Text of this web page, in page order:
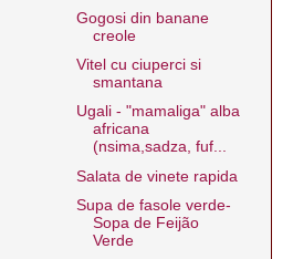
Gogosi din banane
creole
Vitel cu ciuperci si
smantana
Ugali - "mamaliga" alba
africana
(nsima,sadza, fuf...
Salata de vinete rapida
Supa de fasole verde-
Sopa de Feijão
Verde